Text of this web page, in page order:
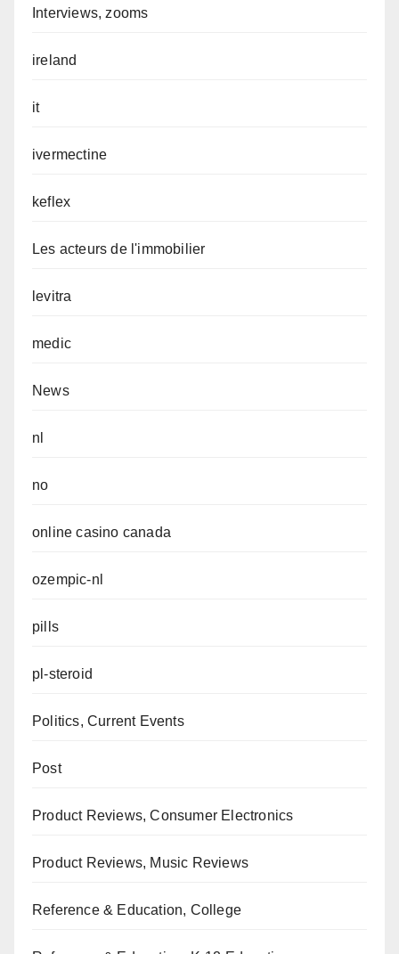
Interviews, zooms
ireland
it
ivermectine
keflex
Les acteurs de l'immobilier
levitra
medic
News
nl
no
online casino canada
ozempic-nl
pills
pl-steroid
Politics, Current Events
Post
Product Reviews, Consumer Electronics
Product Reviews, Music Reviews
Reference & Education, College